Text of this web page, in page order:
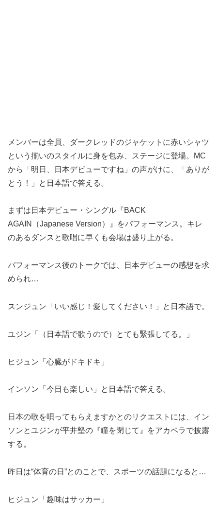
メンバーは全員、ダークレッドのジャケットに赤いシャツ
という揃いのスタイルに身を包み、ステージに登場。MC
から「明日、日本デビューですね」の声がけに、「ありが
とう！」と日本語で答える。
まずは日本デビュー・シングル『BACK
AGAIN（Japanese Version）』をパフォーマンス。キレ
のあるダンスと歌唱に早くも会場は盛り上がる。
パフォーマンス後のトークでは、日本デビューの感想を求
められ…
スンジュン「いい感じ！愛してください！」と日本語で。
ユジン「（日本語で歌うので）とても緊張してる。」
ヒジュン「心臓がドキドキ」
インソン「今日も楽しい」と日本語で答える。
日本の歌を唄ってもらえますかとのリクエストには、イン
ソンとユジンが平井堅の『瞳を閉じて』をアカペラで披露
する。
昨日は“体育の日”とのことで、スポーツの話題になると…
ヒジュン「趣味はサッカー」